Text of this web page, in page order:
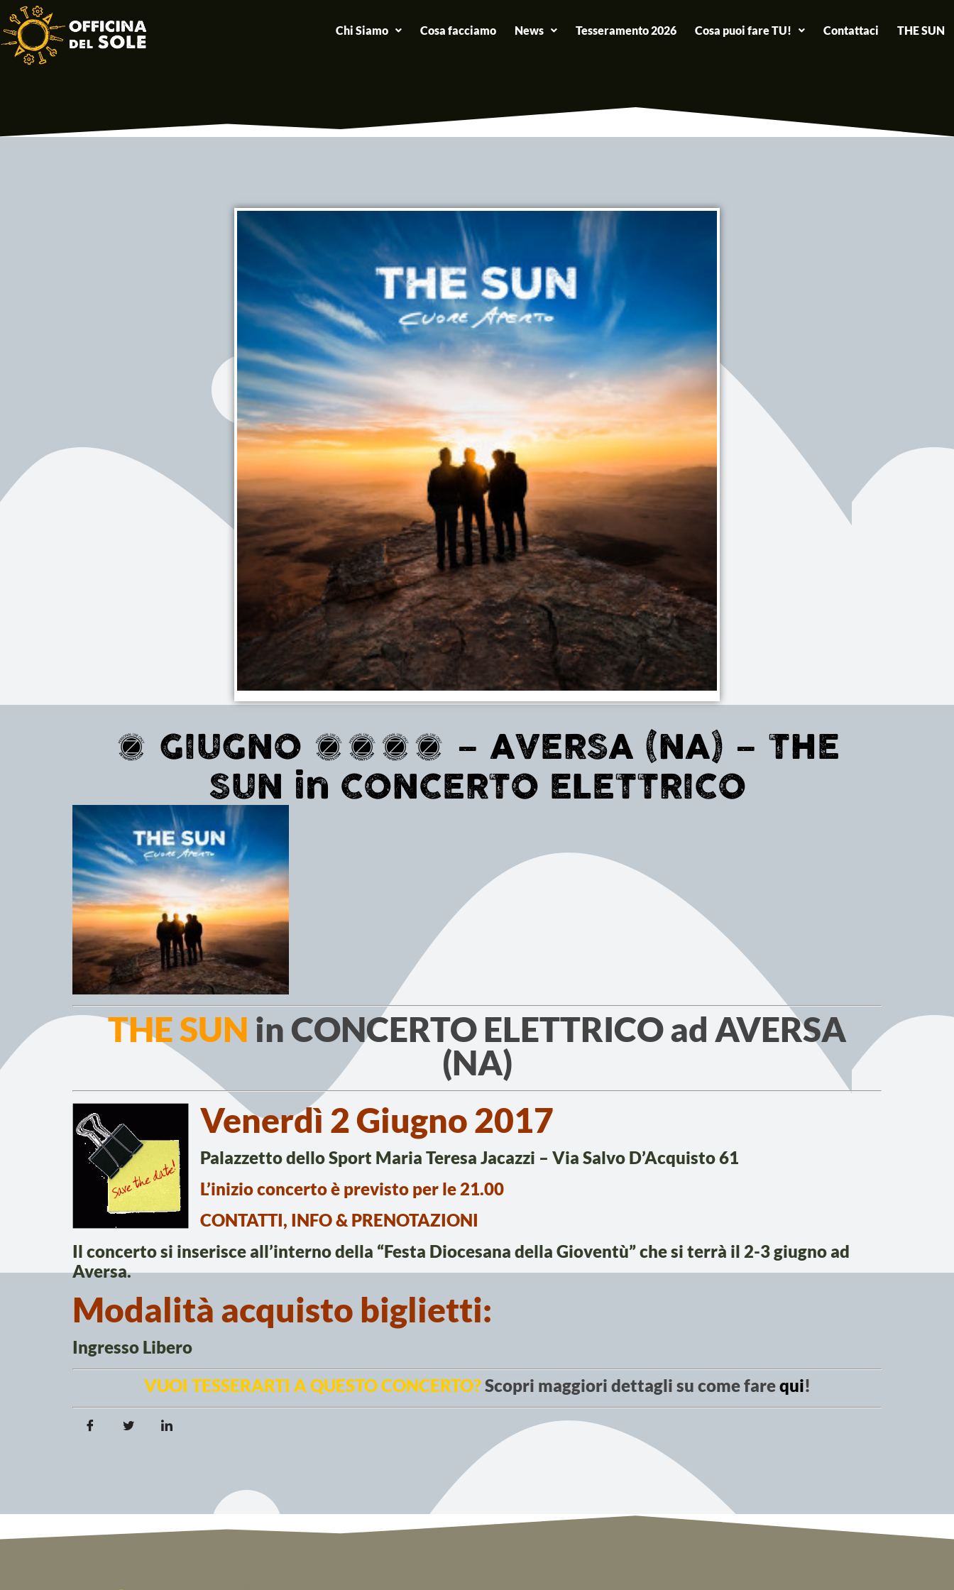
Chi Siamo Cosa facciamo News Tesseramento 2026 Cosa puoi fare TU! Contattaci THE SUN
2 GIUGNO 2017 – AVERSA (NA) – THE
SUN in CONCERTO ELETTRICO
THE SUN in CONCERTO ELETTRICO ad AVERSA
(NA)
Venerdì 2 Giugno 2017
Palazzetto dello Sport Maria Teresa Jacazzi – Via Salvo D’Acquisto 61
L’inizio concerto è previsto per le 21.00
CONTATTI, INFO & PRENOTAZIONI
Il concerto si inserisce all’interno della “Festa Diocesana della Gioventù” che si terrà il 2-3 giugno ad
Aversa.
Modalità acquisto biglietti:
Ingresso Libero
VUOI TESSERARTI A QUESTO CONCERTO?Scopri maggiori dettagli su come farequi!